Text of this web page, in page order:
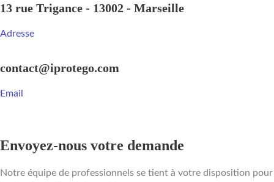
13 rue Trigance - 13002 - Marseille
Adresse
contact@iprotego.com
Email
Envoyez-nous votre demande
Notre équipe de professionnels se tient à votre disposition pour